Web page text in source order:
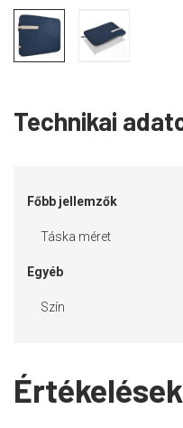
Technikai
Főbb jellemzők
Táska méret
Egyéb
Szín
Értékelések